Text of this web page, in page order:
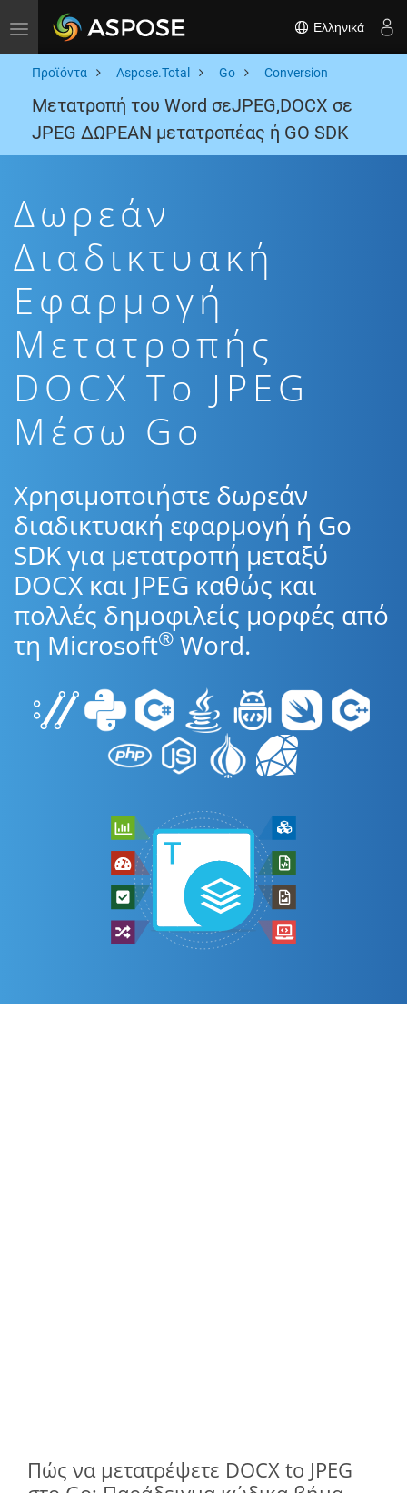
Toggle navigation Ελληνικά
Προϊόντα Aspose.Total Go Conversion
Μετατροπή του Word σεJPEG,DOCX σε
JPEG ΔΩΡΕΑΝ μετατροπέας ή GO SDK
Δωρεάν
Διαδικτυακή
Εφαρμογή
Μετατροπής
DOCX To JPEG
Μέσω Go
Χρησιμοποιήστε δωρεάν
διαδικτυακή εφαρμογή ή Go
SDK για μετατροπή μεταξύ
DOCX και JPEG καθώς και
πολλές δημοφιλείς μορφές από
τη Microsoft® Word.
Πώς να μετατρέψετε DOCX to JPEG